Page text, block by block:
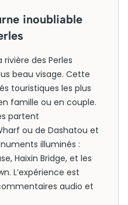
inoubliable
des Perles
beau visage. Cette
touristiques les plus
famille ou en couple.
partent
ou de Dashatou et
illuminés :
Haixin Bridge, et les
L’expérience est
audio et